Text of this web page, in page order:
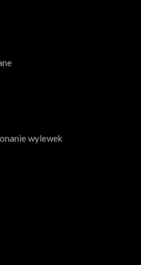
wylewek